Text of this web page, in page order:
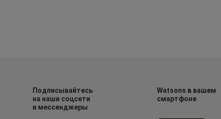
Подписывайтесь
на наши соцсети
и мессенджеры
Watsons в вашем
смартфоне